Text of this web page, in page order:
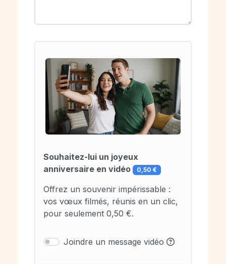
Souhaitez-lui un joyeux
anniversaire en vidéo
0,50 €
Offrez un souvenir impérissable :
vos vœux filmés, réunis en un clic,
pour seulement 0,50 €.
Joindre un message vidéo